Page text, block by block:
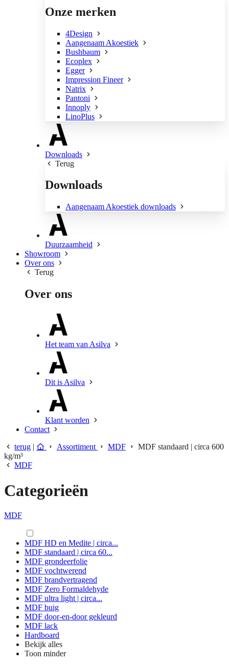
Onze merken
4Design
Aangenaam Akoestiek
Bushbaum
Ecoplex
Egger
Impression Fineer
Natrix
Pantoni
Innoply
LinoPlus
Downloads
Terug
Downloads
Aangenaam Akoestiek downloads
Duurzaamheid
Showroom
Over ons
Terug
Over ons
Het team van Asilva
Dit is Asilva
Klant worden
Contact
terug | Assortiment MDF
MDF standaard | circa 600
kg/m³
MDF
Categorieën
MDF
MDF HD en Medite | circa...
MDF standaard | circa 60...
MDF grondeerfolie
MDF vochtwerend
MDF brandvertragend
MDF Zero Formaldehyde
MDF ultra light | circa...
MDF buig
MDF door-en-door gekleurd
MDF lack
Hardboard
Bekijk alles
Toon minder